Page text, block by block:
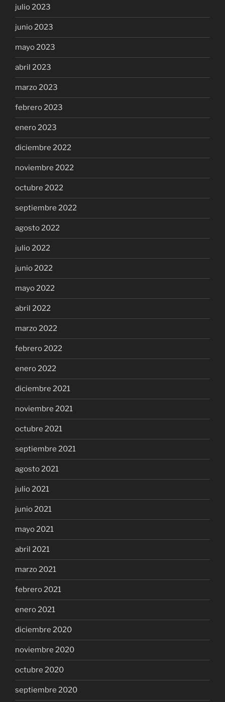
julio 2023
junio 2023
mayo 2023
abril 2023
marzo 2023
febrero 2023
enero 2023
diciembre 2022
noviembre 2022
octubre 2022
septiembre 2022
agosto 2022
julio 2022
junio 2022
mayo 2022
abril 2022
marzo 2022
febrero 2022
enero 2022
diciembre 2021
noviembre 2021
octubre 2021
septiembre 2021
agosto 2021
julio 2021
junio 2021
mayo 2021
abril 2021
marzo 2021
febrero 2021
enero 2021
diciembre 2020
noviembre 2020
octubre 2020
septiembre 2020